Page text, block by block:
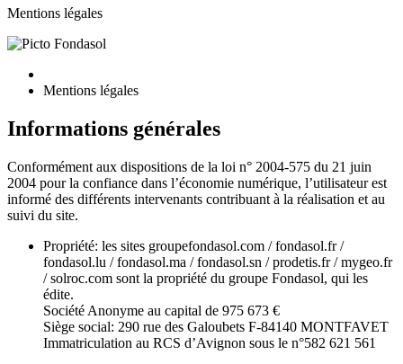
Mentions légales
Mentions légales
Informations générales
Conformément aux dispositions de la loi n° 2004-575 du 21 juin
2004 pour la confiance dans l’économie numérique, l’utilisateur est
informé des différents intervenants contribuant à la réalisation et au
suivi du site.
Propriété: les sites groupefondasol.com / fondasol.fr /
fondasol.lu / fondasol.ma / fondasol.sn / prodetis.fr / mygeo.fr
/ solroc.com sont la propriété du groupe Fondasol, qui les
édite.
Société Anonyme au capital de 975 673 €
Siège social: 290 rue des Galoubets F-84140 MONTFAVET
Immatriculation au RCS d’Avignon sous le n°582 621 561